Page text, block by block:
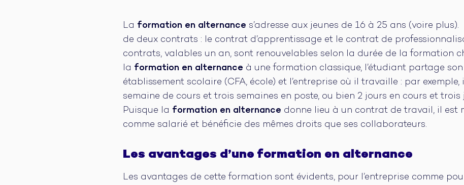
La formation en alternance s’adresse aux jeunes de 16 à 25 ans (voire
de deux contrats : le contrat d’apprentissage et le contrat de
contrats, valables un an, sont renouvelables selon la durée de la formation
la formation en alternance à une formation classique, l’étudiant partage
établissement scolaire (CFA, école) et l’entreprise où il travaille : par
semaine de cours et trois semaines en poste, ou bien 2 jours en cours et trois
Puisque la formation en alternance donne lieu à un contrat de travail, il est
comme salarié et bénéficie des mêmes droits que ses collaborateurs.
Les avantages d’une formation en alternance
Les avantages de cette formation sont évidents, pour l’entreprise comme